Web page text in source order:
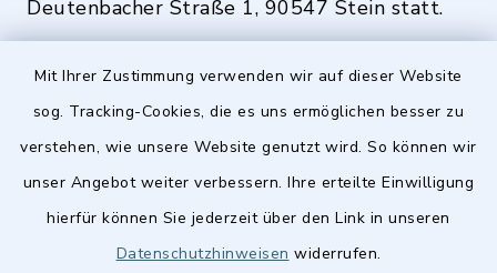
Mit Ihrer Zustimmung verwenden wir auf dieser Website
sog. Tracking-Cookies, die es uns ermöglichen besser zu
verstehen, wie unsere Website genutzt wird. So können wir
unser Angebot weiter verbessern. Ihre erteilte Einwilligung
hierfür können Sie jederzeit über den Link in unseren
Datenschutzhinweisen widerrufen.
Deutenbacher Straße 1, 90547 Stein statt.
Quicklinks
Stellenangebote
BayernPortal